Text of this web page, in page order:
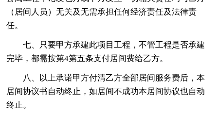
（居间人员）无关及无需承担任何经济责任及法律责
任。
七、只要甲方承建此项目工程，不管工程是否承建
完毕，都需按第4第五条支付居间费给乙方。
八、以上承诺甲方付清乙方全部居间服务费后，本
居间协议书自动终止，如居间不成功本居间协议也自动
终止。